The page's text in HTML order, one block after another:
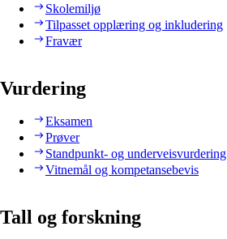
Skolemiljø
Tilpasset opplæring og inkludering
Fravær
Vurdering
Eksamen
Prøver
Standpunkt- og underveisvurdering
Vitnemål og kompetansebevis
Tall og forskning